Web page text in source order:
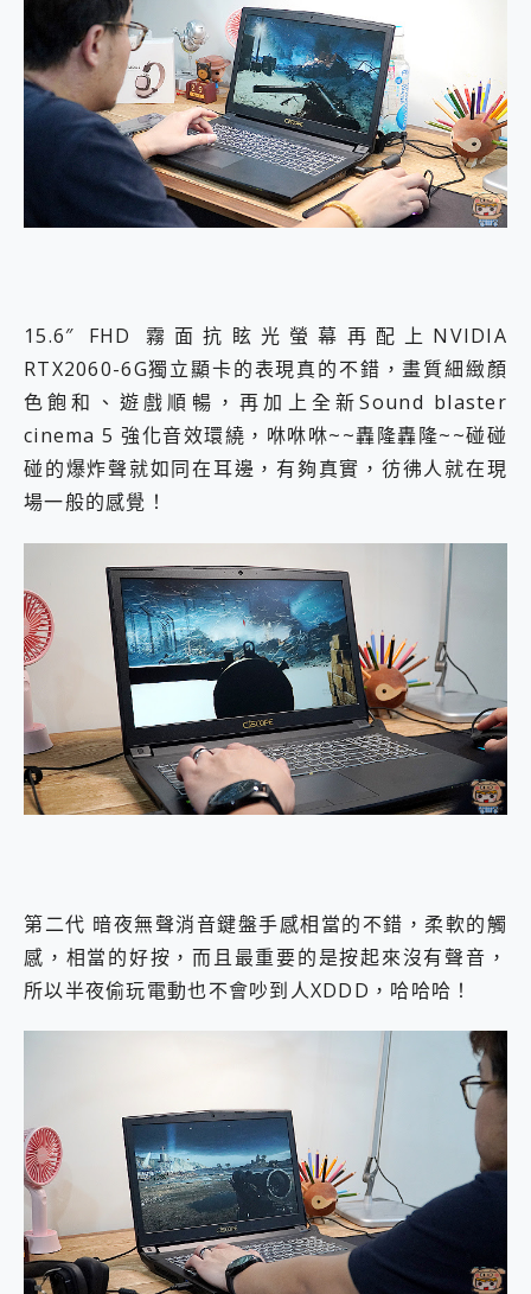
15.6″ FHD 霧面抗眩光螢幕再配上NVIDIA
RTX2060-6G獨立顯卡的表現真的不錯，畫質細緻顏
色飽和、遊戲順暢，再加上全新Sound blaster
cinema 5 強化音效環繞，咻咻咻~~轟隆轟隆~~碰碰
碰的爆炸聲就如同在耳邊，有夠真實，彷彿人就在現
場一般的感覺！
第二代 暗夜無聲消音鍵盤手感相當的不錯，柔軟的觸
感，相當的好按，而且最重要的是按起來沒有聲音，
所以半夜偷玩電動也不會吵到人XDDD，哈哈哈！